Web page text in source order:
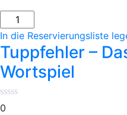
Tuppfehler
-
Das
kreative
Wortspiel
Menge
In die Reservierungsliste
Tuppfehler –
Wortspiel
0